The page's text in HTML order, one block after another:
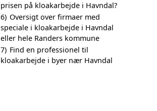
prisen på kloakarbejde i Havndal?
6) Oversigt over firmaer med
speciale i kloakarbejde i Havndal
eller hele Randers kommune
7) Find en professionel til
kloakarbejde i byer nær Havndal